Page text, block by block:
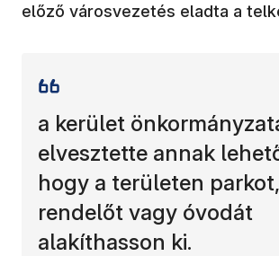
előző városvezetés eladta a
a kerület
elvesztette annak
hogy a területen
rendelőt vagy óvodát
alakíthasson ki.